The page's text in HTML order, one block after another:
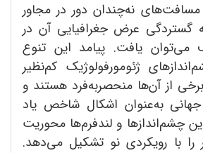
نه‌چندان دور در مجاور
گستردگی عرض جغرافیایی آن در
می‌توان یافت. پیامد این تنوع
ژئومورفولوژیک کم‌نظیر
از آن‌ها منحصربه‌فرد هستند و
به‌عنوان اشکال شاخص یاد
چشم‌اندازها و لندفرم‌ها محوریت
با رویکردی نو تشکیل می‌دهد.